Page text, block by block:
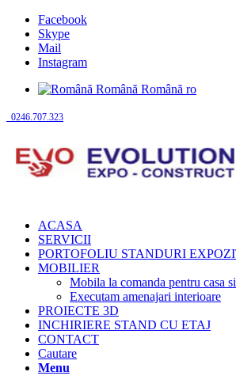
Facebook
Skype
Mail
Instagram
Română Română ro
0246.707.323
ACASA
SERVICII
PORTOFOLIU STANDURI
MOBILIER
Mobila la comanda pentru casa
Executam amenajari interioare
PROIECTE 3D
INCHIRIERE STAND CU ETAJ
CONTACT
Cautare
Menu